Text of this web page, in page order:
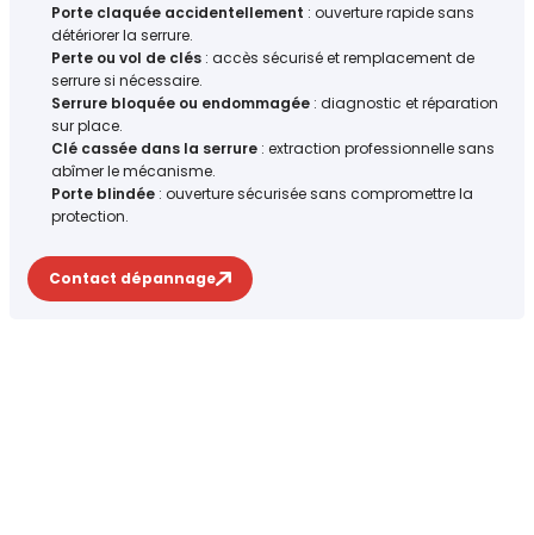
Porte claquée accidentellement : ouverture rapide sans
détériorer la serrure.
Perte ou vol de clés : accès sécurisé et remplacement de
serrure si nécessaire.
Serrure bloquée ou endommagée : diagnostic et réparation
sur place.
Clé cassée dans la serrure : extraction professionnelle sans
abîmer le mécanisme.
Porte blindée : ouverture sécurisée sans compromettre la
protection.
Contact dépannage